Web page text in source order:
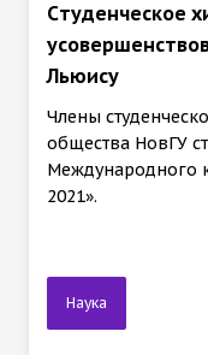
Cтуденческое
Льюису
Члены
общества НовГУ
Международного
2021».
Наука